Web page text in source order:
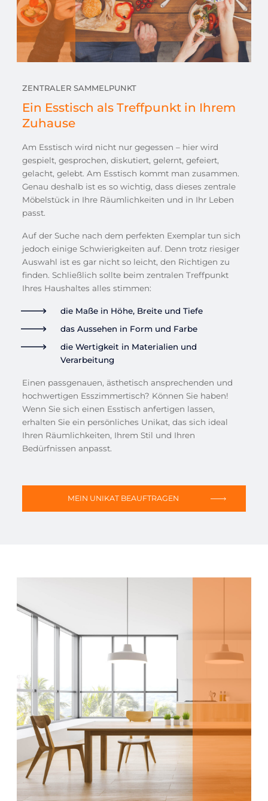
ZENTRALER SAMMELPUNKT
Ein Esstisch als Treffpunkt in Ihrem
Zuhause
Am Esstisch wird nicht nur gegessen – hier wird
gespielt, gesprochen, diskutiert, gelernt, gefeiert,
gelacht, gelebt. Am Esstisch kommt man zusammen.
Genau deshalb ist es so wichtig, dass dieses zentrale
Möbelstück in Ihre Räumlichkeiten und in Ihr Leben
passt.
Auf der Suche nach dem perfekten Exemplar tun sich
jedoch einige Schwierigkeiten auf. Denn trotz riesiger
Auswahl ist es gar nicht so leicht, den Richtigen zu
finden. Schließlich sollte beim zentralen Treffpunkt
Ihres Haushaltes alles stimmen:
die Maße in Höhe, Breite und Tiefe
das Aussehen in Form und Farbe
die Wertigkeit in Materialien und
Verarbeitung
Einen passgenauen, ästhetisch ansprechenden und
hochwertigen Esszimmertisch? Können Sie haben!
Wenn Sie sich einen Esstisch anfertigen lassen,
erhalten Sie ein persönliches Unikat, das sich ideal
Ihren Räumlichkeiten, Ihrem Stil und Ihren
Bedürfnissen anpasst.
MEIN UNIKAT BEAUFTRAGEN